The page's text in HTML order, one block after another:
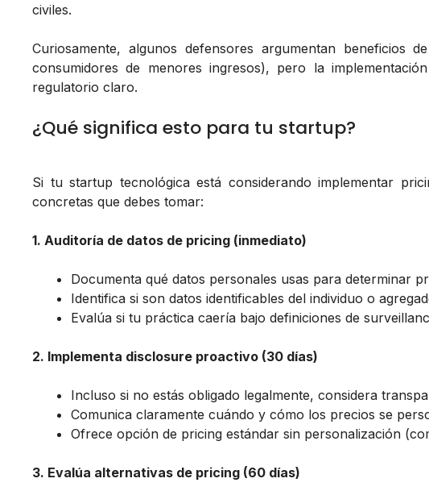
civiles.
Curiosamente, algunos defensores argumentan beneficios
consumidores de menores ingresos), pero la
regulatorio claro.
¿Qué significa esto para tu startup?
Si tu startup tecnológica está considerando implementar
concretas que debes tomar:
1. Auditoría de datos de pricing (inmediato)
Documenta qué datos personales usas para determinar
Identifica si son datos identificables del individuo o
Evalúa si tu práctica caería bajo definiciones de
2. Implementa disclosure proactivo (30 días)
Incluso si no estás obligado legalmente, considera
Comunica claramente cuándo y cómo los precios se
Ofrece opción de pricing estándar sin personalización
3. Evalúa alternativas de pricing (60 días)